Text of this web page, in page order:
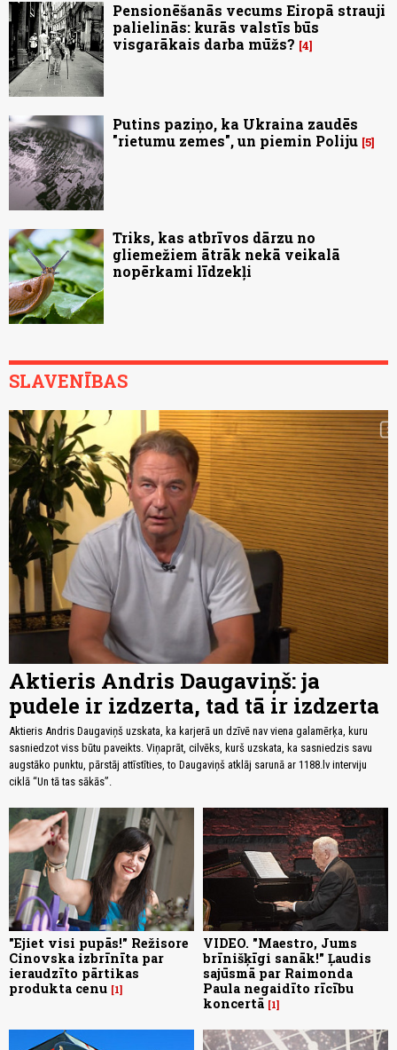
Pensionēšanās vecums Eiropā strauji
palielinās: kurās valstīs būs
visgarākais darba mūžs? 4
Putins paziņo, ka Ukraina zaudēs
"rietumu zemes", un piemin Poliju 5
Triks, kas atbrīvos dārzu no
gliemežiem ātrāk nekā veikalā
nopērkami līdzekļi
SLAVENĪBAS
Aktieris Andris Daugaviņš: ja
pudele ir izdzerta, tad tā ir izdzerta
Aktieris Andris Daugaviņš uzskata, ka karjerā un dzīvē nav viena galamērķa, kuru
sasniedzot viss būtu paveikts. Viņaprāt, cilvēks, kurš uzskata, ka sasniedzis savu
augstāko punktu, pārstāj attīstīties, to Daugaviņš atklāj sarunā ar 1188.lv interviju
ciklā “Un tā tas sākās”.
"Ejiet visi pupās!" Režisore
Cinovska izbrīnīta par
ieraudzīto pārtikas
produkta cenu 1
VIDEO. "Maestro, Jums
brīnišķīgi sanāk!" Ļaudis
sajūsmā par Raimonda
Paula negaidīto rīcību
koncertā 1